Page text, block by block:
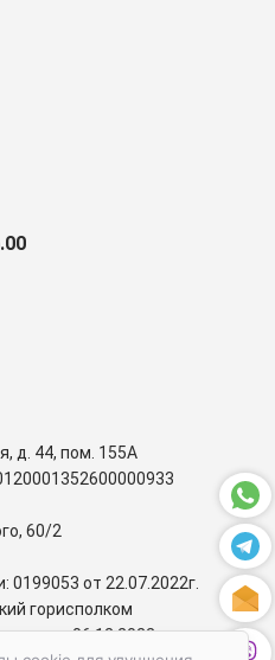
д. 44, пом. 155А
60/2
0199053 от 22.07.2022г.
горисполком
06.12.2022г.